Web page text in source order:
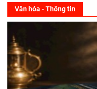
Văn hóa - Thông tin